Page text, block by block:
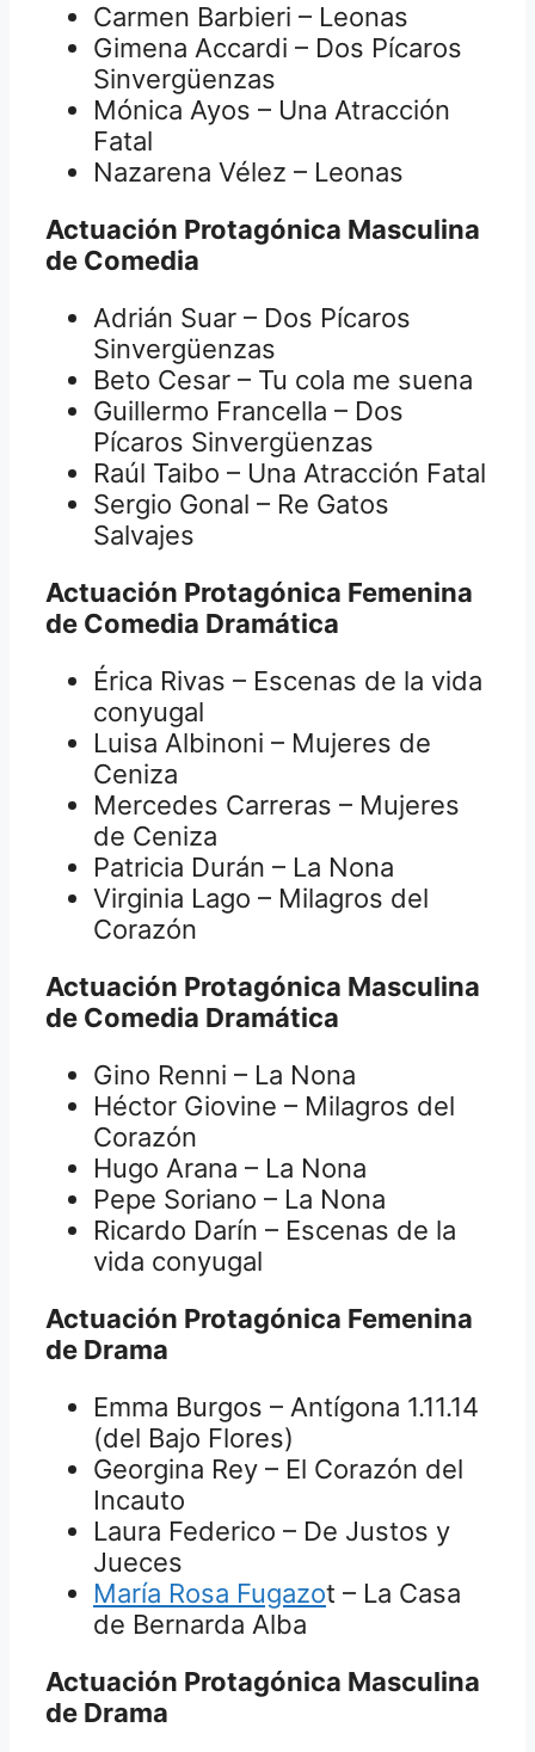
Carmen Barbieri – Leonas
Gimena Accardi – Dos Pícaros
Sinvergüenzas
Mónica Ayos – Una Atracción
Fatal
Nazarena Vélez – Leonas
Actuación Protagónica Masculina
de Comedia
Adrián Suar – Dos Pícaros
Sinvergüenzas
Beto Cesar – Tu cola me suena
Guillermo Francella – Dos
Pícaros Sinvergüenzas
Raúl Taibo – Una Atracción Fatal
Sergio Gonal – Re Gatos
Salvajes
Actuación Protagónica Femenina
de Comedia Dramática
Érica Rivas – Escenas de la vida
conyugal
Luisa Albinoni – Mujeres de
Ceniza
Mercedes Carreras – Mujeres
de Ceniza
Patricia Durán – La Nona
Virginia Lago – Milagros del
Corazón
Actuación Protagónica Masculina
de Comedia Dramática
Gino Renni – La Nona
Héctor Giovine – Milagros del
Corazón
Hugo Arana – La Nona
Pepe Soriano – La Nona
Ricardo Darín – Escenas de la
vida conyugal
Actuación Protagónica Femenina
de Drama
Emma Burgos – Antígona 1.11.14
(del Bajo Flores)
Georgina Rey – El Corazón del
Incauto
Laura Federico – De Justos y
Jueces
María Rosa Fugazot – La Casa
de Bernarda Alba
Actuación Protagónica Masculina
de Drama